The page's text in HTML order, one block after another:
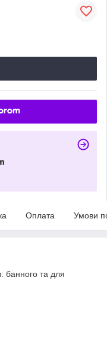
Оплата Умови
банного та для